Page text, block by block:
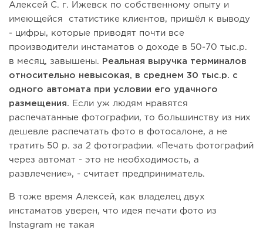
Алексей С. г. Ижевск по собственному опыту и
имеющейся статистике клиентов, пришёл к выводу
- цифры, которые приводят почти все
производители инстаматов о доходе в 50-70 тыс.р.
в месяц, завышены.
Реальная выручка терминалов
относительно невысокая, в среднем 30 тыс.р. с
одного автомата при условии его удачного
размещения.
Если уж людям нравятся
распечатанные фотографии, то большинству из них
дешевле распечатать фото в фотосалоне, а не
тратить 50 р. за 2 фотографии. «Печать фотографий
через автомат - это не необходимость, а
развлечение», - считает предприниматель.
В тоже время Алексей, как владелец двух
инстаматов уверен, что идея печати фото из
Instagram не такая